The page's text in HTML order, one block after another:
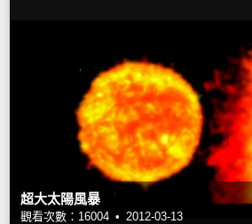
超大太陽風暴
觀看次數：16004 • 2012-03-13